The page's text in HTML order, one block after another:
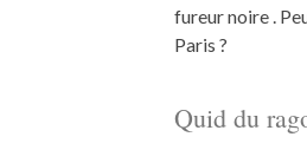
fureur noire .
Paris ?
Quid du